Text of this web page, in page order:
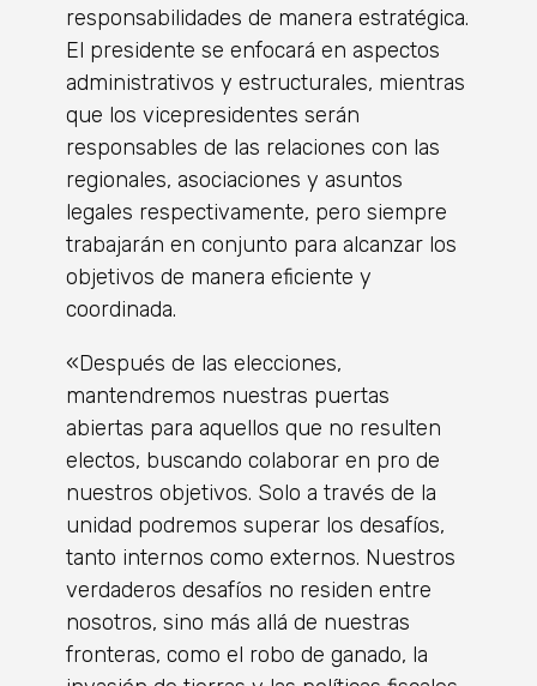
responsabilidades de manera estratégica.
El presidente se enfocará en aspectos
administrativos y estructurales, mientras
que los vicepresidentes serán
responsables de las relaciones con las
regionales, asociaciones y asuntos
legales respectivamente, pero siempre
trabajarán en conjunto para alcanzar los
objetivos de manera eficiente y
coordinada.
«Después de las elecciones,
mantendremos nuestras puertas
abiertas para aquellos que no resulten
electos, buscando colaborar en pro de
nuestros objetivos. Solo a través de la
unidad podremos superar los desafíos,
tanto internos como externos. Nuestros
verdaderos desafíos no residen entre
nosotros, sino más allá de nuestras
fronteras, como el robo de ganado, la